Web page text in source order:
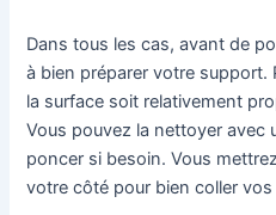
Dans tous les cas, avant de
à bien préparer votre support.
la surface soit relativement
Vous pouvez la nettoyer avec
poncer si besoin. Vous
votre côté pour bien coller